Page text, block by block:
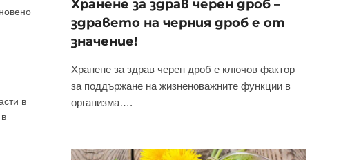
в
Хранене за здрав черен дроб –
здравето на черния дроб е от
значение!
Хранене за здрав черен дроб е ключов фактор
за поддържане на жизненоважните функции в
организма….